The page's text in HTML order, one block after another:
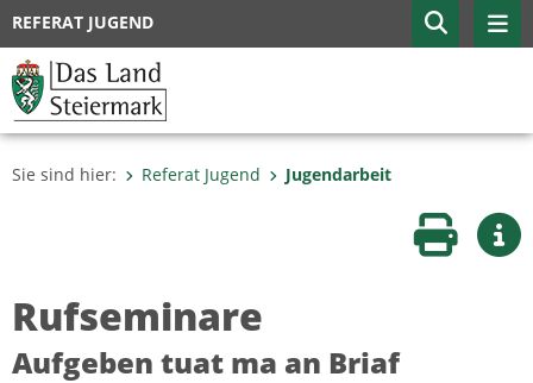
REFERAT JUGEND
Sie sind hier: Referat Jugend Jugendarbeit
Seite
Rufseminare
Aufgeben tuat ma an Briaf